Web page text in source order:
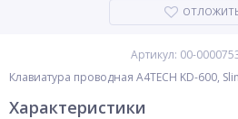
Артикул: 00-
Клавиатура проводная A4TECH KD-600,
Характеристики